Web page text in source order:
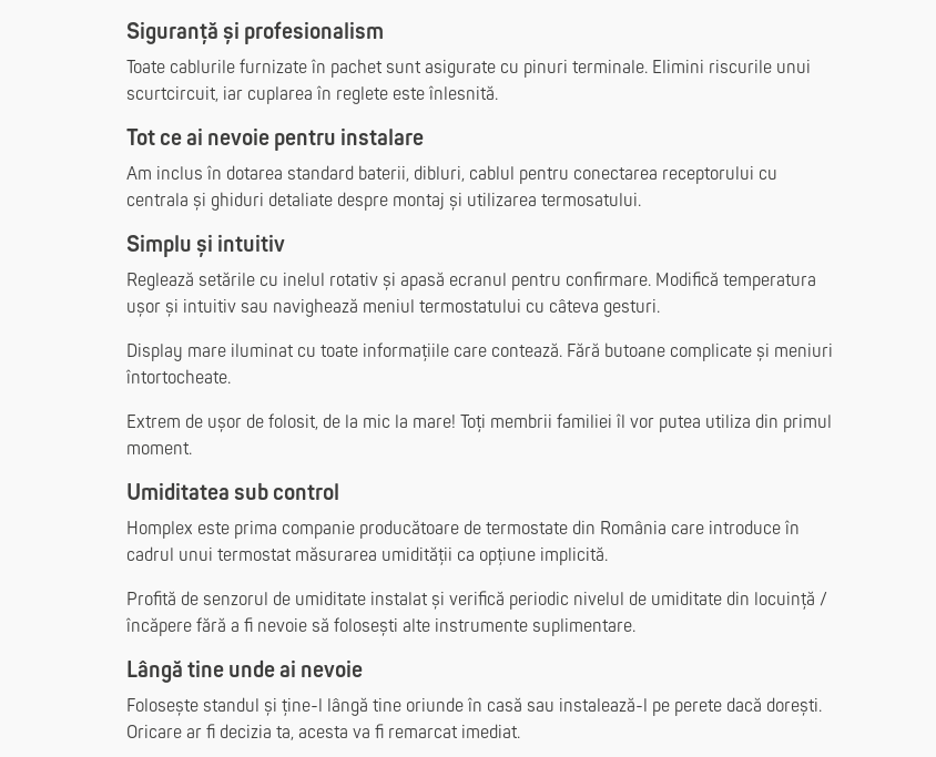
Siguranță și profesionalism
Toate cablurile furnizate în pachet sunt asigurate cu pinuri terminale. Elimini riscurile unui
scurtcircuit, iar cuplarea în reglete este înlesnită.
Tot ce ai nevoie pentru instalare
Am inclus în dotarea standard baterii, dibluri, cablul pentru conectarea receptorului cu
centrala și ghiduri detaliate despre montaj și utilizarea termosatului.
Simplu și intuitiv
Reglează setările cu inelul rotativ și apasă ecranul pentru confirmare. Modifică temperatura
ușor și intuitiv sau navighează meniul termostatului cu câteva gesturi.
Display mare iluminat cu toate informațiile care contează. Fără butoane complicate și meniuri
întortocheate.
Extrem de ușor de folosit, de la mic la mare! Toți membrii familiei îl vor putea utiliza din primul
moment.
Umiditatea sub control
Homplex este prima companie producătoare de termostate din România care introduce în
cadrul unui termostat măsurarea umidității ca opțiune implicită.
Profită de senzorul de umiditate instalat și verifică periodic nivelul de umiditate din locuință /
încăpere fără a fi nevoie să folosești alte instrumente suplimentare.
Lângă tine unde ai nevoie
Folosește standul și ține-l lângă tine oriunde în casă sau instalează-l pe perete dacă dorești.
Oricare ar fi decizia ta, acesta va fi remarcat imediat.